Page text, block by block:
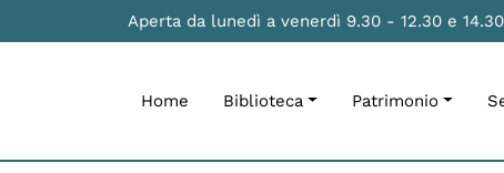
Aperta da lunedì a venerdì 9.30 - 12.30 e
Home Biblioteca Patrimonio